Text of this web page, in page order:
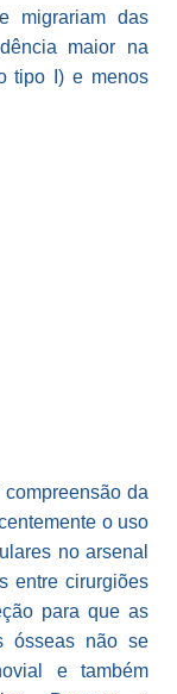
migrariam das
maior na
tipo I) e menos
da
o uso
no arsenal
entre cirurgiões
para que as
ósseas não se
e também